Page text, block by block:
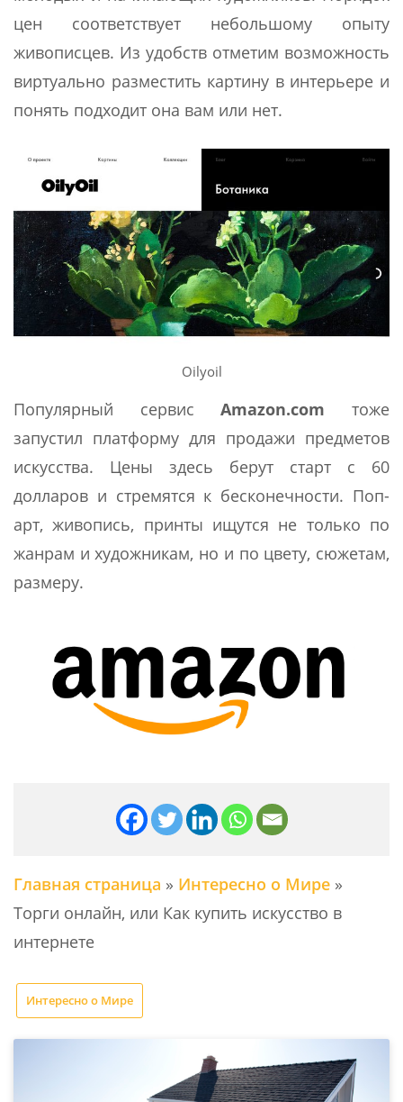
цен соответствует небольшому опыту
живописцев. Из удобств отметим возможность
виртуально разместить картину в интерьере и
понять подходит она вам или нет.
Oilyoil
Популярный сервисAmazon.com тоже
запустил платформу для продажи предметов
искусства. Цены здесь берут старт с 60
долларов и стремятся к бесконечности. Поп-
арт, живопись, принты ищутся не только по
жанрам и художникам, но и по цвету, сюжетам,
размеру.
Главная страница » Интересно о Мире »
Торги онлайн, или Как купить искусство в
интернете
Интересно о Мире